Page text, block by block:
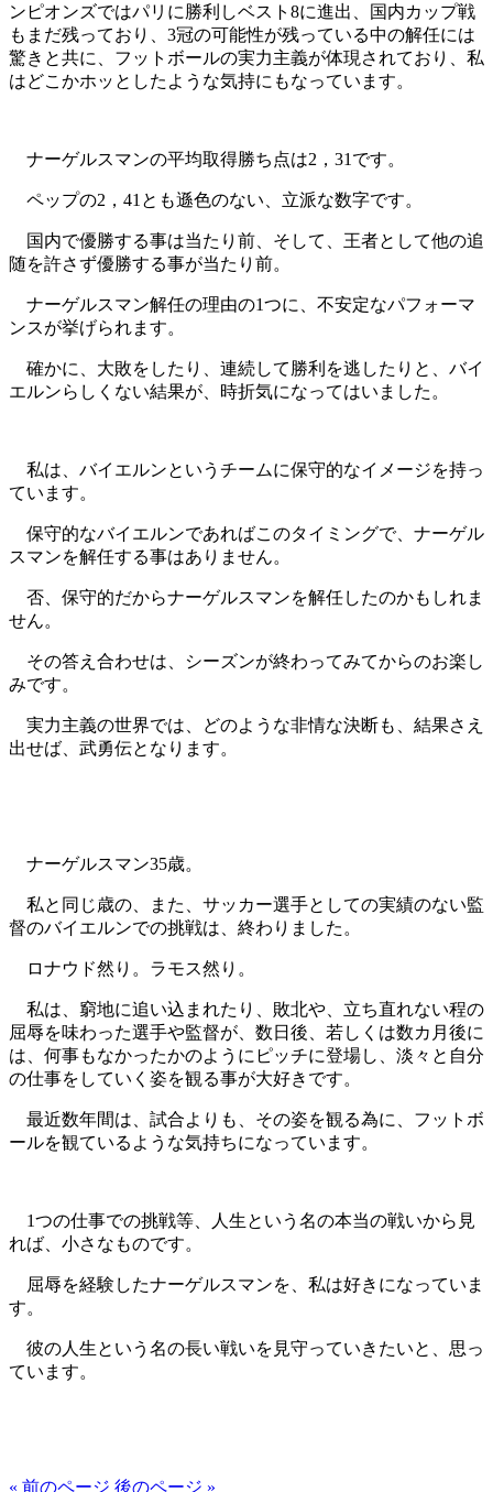
ンピオンズではパリに勝利しベスト8に進出、国内カップ戦
もまだ残っており、3冠の可能性が残っている中の解任には
驚きと共に、フットボールの実力主義が体現されており、私
はどこかホッとしたような気持にもなっています。
ナーゲルスマンの平均取得勝ち点は2，31です。
ペップの2，41とも遜色のない、立派な数字です。
国内で優勝する事は当たり前、そして、王者として他の追
随を許さず優勝する事が当たり前。
ナーゲルスマン解任の理由の1つに、不安定なパフォーマ
ンスが挙げられます。
確かに、大敗をしたり、連続して勝利を逃したりと、バイ
エルンらしくない結果が、時折気になってはいました。
私は、バイエルンというチームに保守的なイメージを持っ
ています。
保守的なバイエルンであればこのタイミングで、ナーゲル
スマンを解任する事はありません。
否、保守的だからナーゲルスマンを解任したのかもしれま
せん。
その答え合わせは、シーズンが終わってみてからのお楽し
みです。
実力主義の世界では、どのような非情な決断も、結果さえ
出せば、武勇伝となります。
ナーゲルスマン35歳。
私と同じ歳の、また、サッカー選手としての実績のない監
督のバイエルンでの挑戦は、終わりました。
ロナウド然り。ラモス然り。
私は、窮地に追い込まれたり、敗北や、立ち直れない程の
屈辱を味わった選手や監督が、数日後、若しくは数カ月後に
は、何事もなかったかのようにピッチに登場し、淡々と自分
の仕事をしていく姿を観る事が大好きです。
最近数年間は、試合よりも、その姿を観る為に、フットボ
ールを観ているような気持ちになっています。
1つの仕事での挑戦等、人生という名の本当の戦いから見
れば、小さなものです。
屈辱を経験したナーゲルスマンを、私は好きになっていま
す。
彼の人生という名の長い戦いを見守っていきたいと、思っ
ています。
« 前のページ 後のページ »